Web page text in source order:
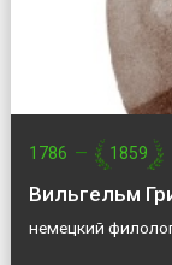
1786 — 1859
Вильгельм
немецкий